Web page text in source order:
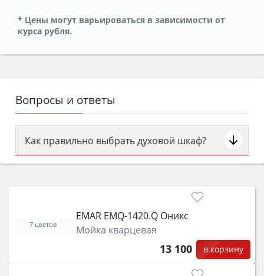
* Цены могут варьироваться в зависимости от
курса рубля.
Вопросы и ответы
Как правильно выбрать духовой шкаф?
Сначала определитесь с типом (газовый или
затем смотрите на объём 50–70 л для семьи,
функции (конвекция, гриль, самоочистка,
защита от детей).
EMAR EMQ-1420.Q Оникс
Мойка кварцевая
13 100 в корзину
7 цветов